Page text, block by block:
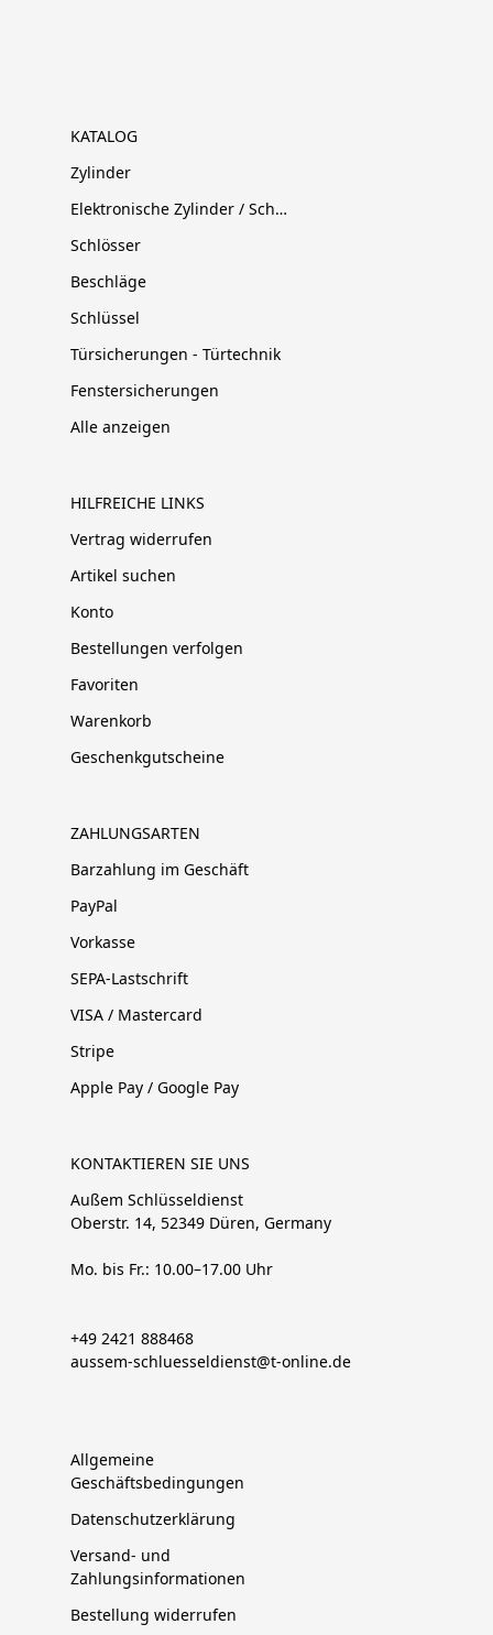
KATALOG
Zylinder
Elektronische Zylinder / Schließsysteme
Schlösser
Beschläge
Schlüssel
Türsicherungen - Türtechnik
Fenstersicherungen
Alle anzeigen
HILFREICHE LINKS
Vertrag widerrufen
Artikel suchen
Konto
Bestellungen verfolgen
Favoriten
Warenkorb
Geschenkgutscheine
ZAHLUNGSARTEN
Barzahlung im Geschäft
PayPal
Vorkasse
SEPA-Lastschrift
VISA / Mastercard
Stripe
Apple Pay / Google Pay
KONTAKTIEREN SIE UNS
Außem Schlüsseldienst
Oberstr. 14, 52349 Düren, Germany
Mo. bis Fr.: 10.00–17.00 Uhr
+49 2421 888468
aussem-schluesseldienst@t-online.de
Allgemeine
Geschäftsbedingungen
Datenschutzerklärung
Versand- und
Zahlungsinformationen
Bestellung widerrufen